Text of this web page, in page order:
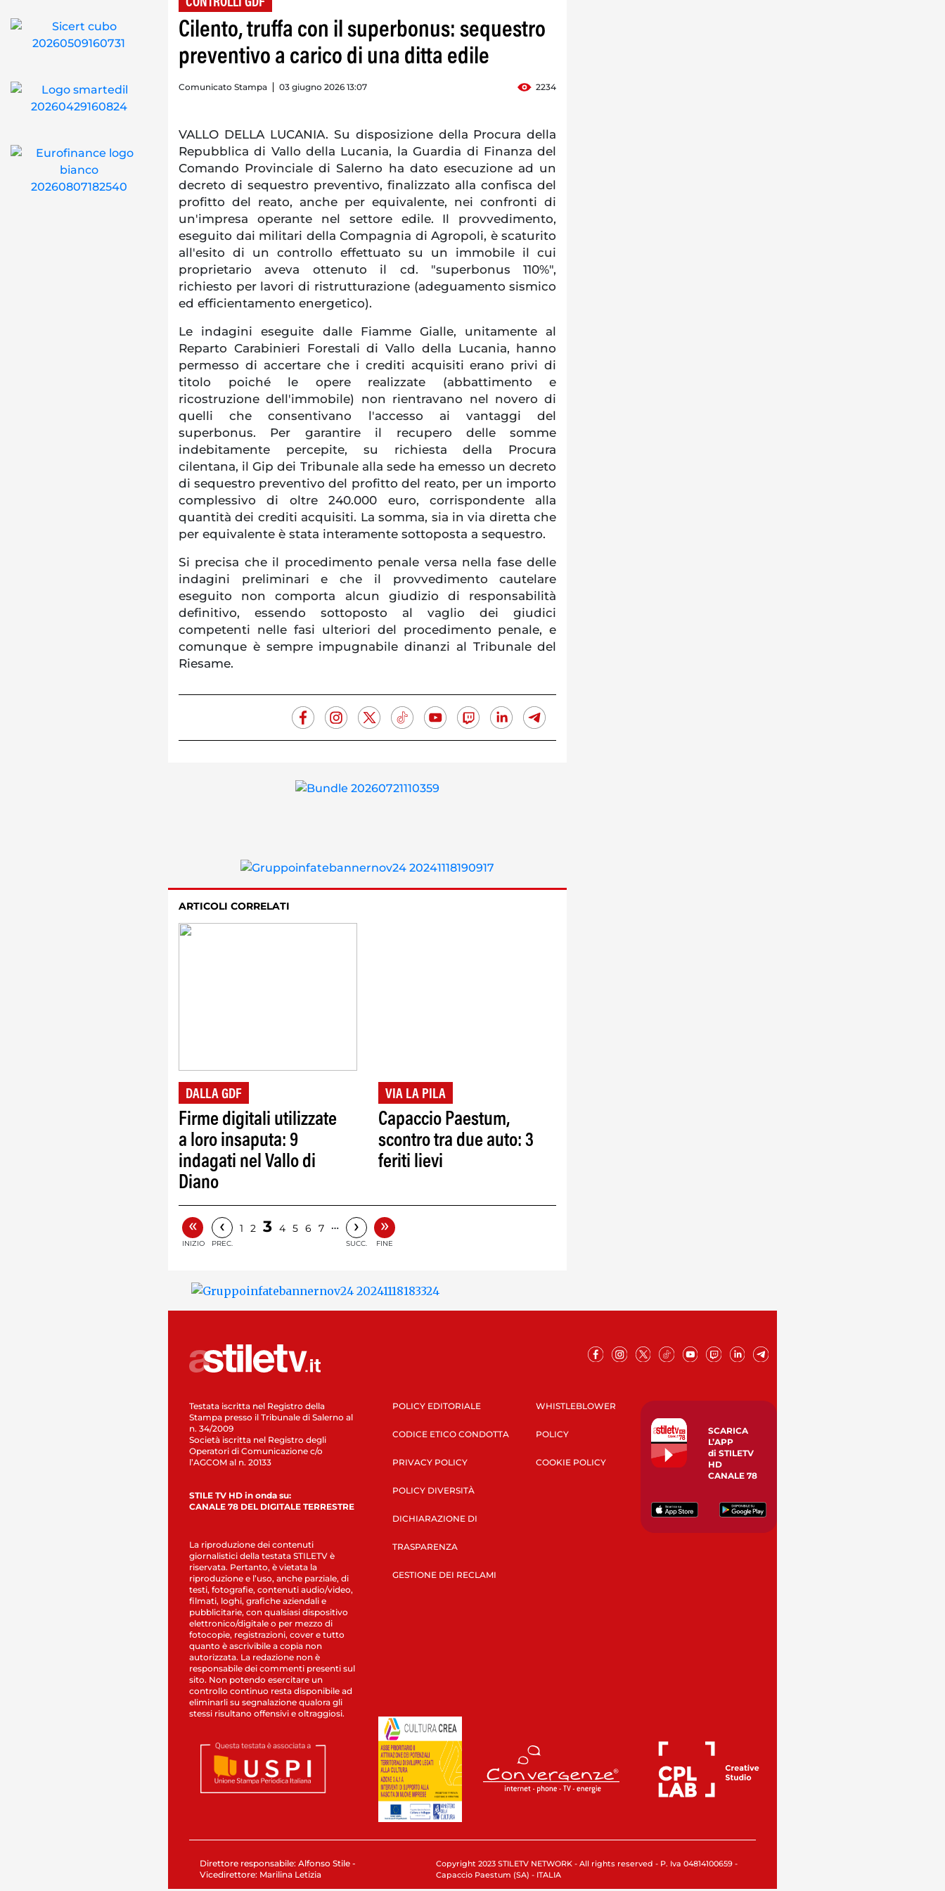
CONTROLLI GDF
Cilento, truffa con il superbonus: sequestro
preventivo a carico di una ditta edile
Comunicato Stampa 03 giugno 2026 13:07 2234
VALLO DELLA LUCANIA. Su disposizione della Procura della
Repubblica di Vallo della Lucania, la Guardia di Finanza del
Comando Provinciale di Salerno ha dato esecuzione ad un
decreto di sequestro preventivo, finalizzato alla confisca del
profitto del reato, anche per equivalente, nei confronti di
un'impresa operante nel settore edile. Il provvedimento,
eseguito dai militari della Compagnia di Agropoli, è scaturito
all'esito di un controllo effettuato su un immobile il cui
proprietario aveva ottenuto il cd. "superbonus 110%",
richiesto per lavori di ristrutturazione (adeguamento sismico
ed efficientamento energetico).
Le indagini eseguite dalle Fiamme Gialle, unitamente al
Reparto Carabinieri Forestali di Vallo della Lucania, hanno
permesso di accertare che i crediti acquisiti erano privi di
titolo poiché le opere realizzate (abbattimento e
ricostruzione dell'immobile) non rientravano nel novero di
quelli che consentivano l'accesso ai vantaggi del
superbonus. Per garantire il recupero delle somme
indebitamente percepite, su richiesta della Procura
cilentana, il Gip dei Tribunale alla sede ha emesso un decreto
di sequestro preventivo del profitto del reato, per un importo
complessivo di oltre 240.000 euro, corrispondente alla
quantità dei crediti acquisiti. La somma, sia in via diretta che
per equivalente è stata interamente sottoposta a sequestro.
Si precisa che il procedimento penale versa nella fase delle
indagini preliminari e che il provvedimento cautelare
eseguito non comporta alcun giudizio di responsabilità
definitivo, essendo sottoposto al vaglio dei giudici
competenti nelle fasi ulteriori del procedimento penale, e
comunque è sempre impugnabile dinanzi al Tribunale del
Riesame.
ARTICOLI CORRELATI
DALLA GDF
Firme digitali utilizzate
a loro insaputa: 9
indagati nel Vallo di
Diano
VIA LA PILA
Capaccio Paestum,
scontro tra due auto: 3
feriti lievi
«
INIZIO
‹
PREC.
1 2 3 4 5 6 7 … ›
SUCC.
»
FINE
Testata iscritta nel Registro della
Stampa presso il Tribunale di Salerno al
n. 34/2009
Società iscritta nel Registro degli
Operatori di Comunicazione c/o
l’AGCOM al n. 20133
STILE TV HD in onda su:
CANALE 78 DEL DIGITALE TERRESTRE
La riproduzione dei contenuti
giornalistici della testata STILETV è
riservata. Pertanto, è vietata la
riproduzione e l’uso, anche parziale, di
testi, fotografie, contenuti audio/video,
filmati, loghi, grafiche aziendali e
pubblicitarie, con qualsiasi dispositivo
elettronico/digitale o per mezzo di
fotocopie, registrazioni, cover e tutto
quanto è ascrivibile a copia non
autorizzata. La redazione non è
responsabile dei commenti presenti sul
sito. Non potendo esercitare un
controllo continuo resta disponibile ad
eliminarli su segnalazione qualora gli
stessi risultano offensivi e oltraggiosi.
POLICY EDITORIALE
CODICE ETICO CONDOTTA
PRIVACY POLICY
POLICY DIVERSITÀ
DICHIARAZIONE DI
TRASPARENZA
GESTIONE DEI RECLAMI
WHISTLEBLOWER
POLICY
COOKIE POLICY
SCARICA
L’APP
di STILETV
HD
CANALE 78
Direttore responsabile: Alfonso Stile -
Vicedirettore: Marilina Letizia
Copyright 2023 STILETV NETWORK - All rights reserved - P. Iva 04814100659 -
Capaccio Paestum (SA) - ITALIA